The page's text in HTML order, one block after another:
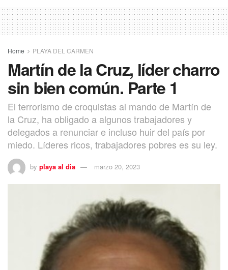
Home PLAYA DEL CARMEN
Martín de la Cruz, líder charro
sin bien común. Parte 1
El terrorismo de croquistas al mando de Martín de
la Cruz, ha obligado a algunos trabajadores y
delegados a renunciar e incluso huir del país por
miedo. Líderes ricos, trabajadores pobres es su ley.
by playa al dia marzo 20, 2023